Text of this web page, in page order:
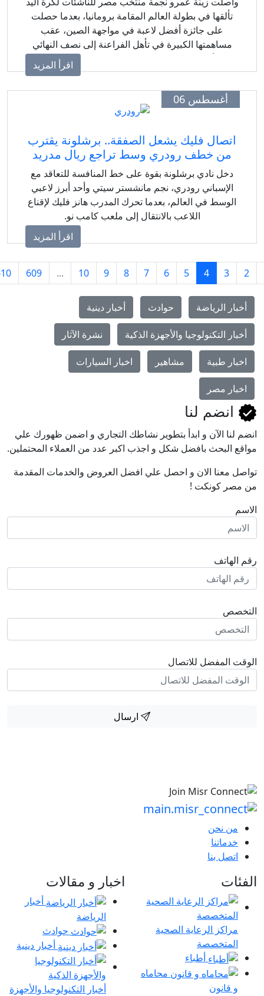
تألقها في بطولة العالم المقامة برومانيا، بعدما حصلت
على جائزة أفضل لاعبة في مواجهة الصين، عقب
مساهمتها الكبيرة في تأهل الفراعنة إلى نصف النهائي
لأول مرة في تاريخ كرة اليد النسائية المصرية.اقرأ المزيد
أغسطس 06
فليك يشعل الصفقة.. برشلونة يقترب
من خطف رودري وسط تراجع ريال مدريد
دخل نادي برشلونة بقوة على خط المنافسة للتعاقد مع
الإسباني رودري، نجم مانشستر سيتي وأحد أبرز لاعبي
في العالم، بعدما تحرك المدرب هانز فليك لإقناع
اللاعب بالانتقال إلى ملعب كامب نو.
اقرأ المزيد
10
...
609
610
›
الرياضة حوادث أخبار دينية
التكنولوجيا والأجهزة الذكية نشرة الآثار
طبية مشاهير اخبار السيارات
مصر
لنا
اﻵن و ابدأ بتطوير نشاطك التجاري و اضمن ظهورك علي
البحث بافضل شكل و اجذب اكبر عدد من العملاء المحتملين.
معنا الان و احصل علي افضل العروض والخدمات المقدمة
كونكت !
للاتصال
ارسال
نحن
بنا
الرعاية الصحية
أطباء
محاماه
اخبار و مقالات
أخبار
حوادث
أخبار دينية
أخبار التكنولوجيا والأجهزة